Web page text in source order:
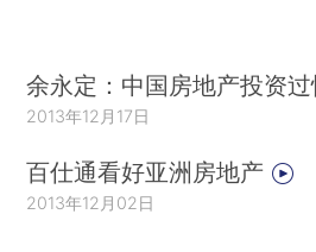
余永定：中国房地产投资过
2013年12月17日
百仕通看好亚洲房地产
2013年12月02日